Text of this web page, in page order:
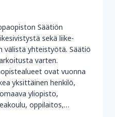
Säätiön
sekä liike-
välistä yhteistyötä. Säätiö
varten.
ovat vuonna
yksittäinen henkilö,
yliopisto,
oppilaitos,…